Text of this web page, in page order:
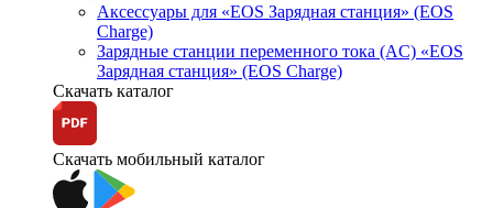
Аксессуары для «EOS Зарядная станция» (EOS
Charge)
Зарядные станции переменного тока (AC) «EOS
Зарядная станция» (EOS Charge)
Скачать каталог
Скачать мобильный каталог